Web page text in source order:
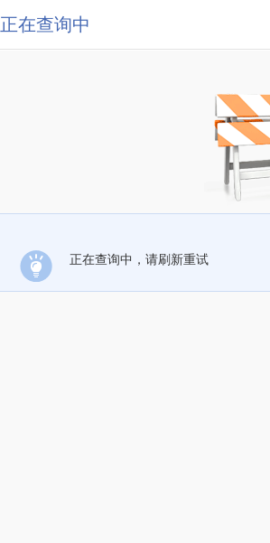
正在查询中
正在查询中，请刷新重试